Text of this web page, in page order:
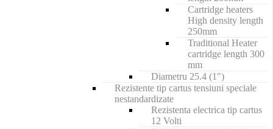
Cartridge heaters
High density length
250mm
Traditional Heater
cartridge length 300
mm
Diametru 25.4 (1")
Rezistente tip cartus tensiuni speciale
nestandardizate
Rezistenta electrica tip cartus
12 Volti